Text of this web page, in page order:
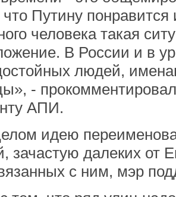
Путину понравится
человека такая
В России и в
людей,
-
АПИ.
идею
зачастую далеких от
с ним, мэр